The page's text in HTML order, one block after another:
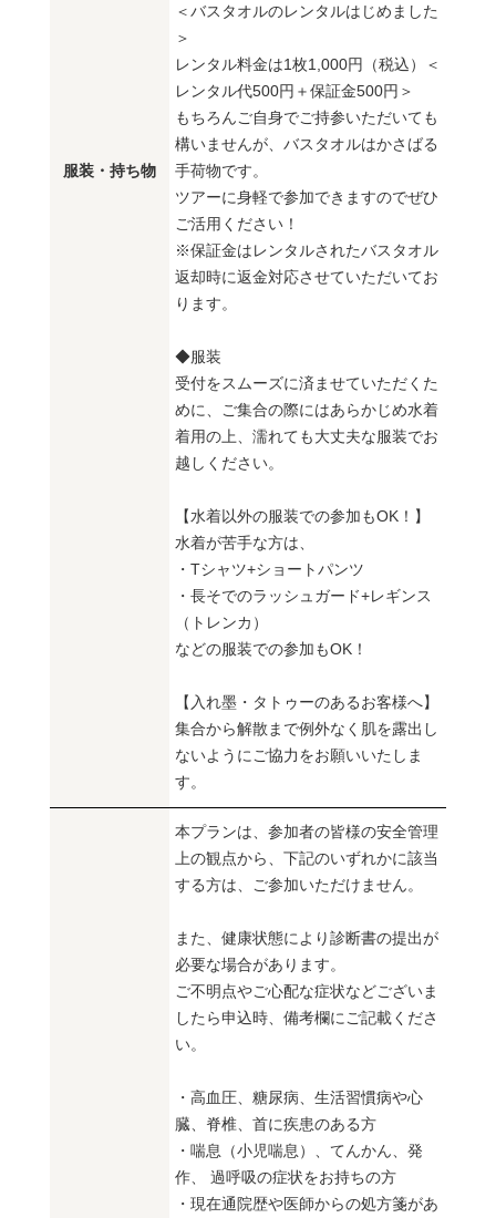
服装・持ち物
＜バスタオルのレンタルはじめました
＞
レンタル料金は1枚1,000円（税込）＜
レンタル代500円＋保証金500円＞
もちろんご自身でご持参いただいても
構いませんが、バスタオルはかさばる
手荷物です。
ツアーに身軽で参加できますのでぜひ
ご活用ください！
※保証金はレンタルされたバスタオル
返却時に返金対応させていただいてお
ります。
◆服装
受付をスムーズに済ませていただくた
めに、ご集合の際にはあらかじめ水着
着用の上、濡れても大丈夫な服装でお
越しください。
【水着以外の服装での参加もOK！】
水着が苦手な方は、
・Tシャツ+ショートパンツ
・長そでのラッシュガード+レギンス
（トレンカ）
などの服装での参加もOK！
【入れ墨・タトゥーのあるお客様へ】
集合から解散まで例外なく肌を露出し
ないようにご協力をお願いいたしま
す。
本プランは、参加者の皆様の安全管理
上の観点から、下記のいずれかに該当
する方は、ご参加いただけません。
また、健康状態により診断書の提出が
必要な場合があります。
ご不明点やご心配な症状などございま
したら申込時、備考欄にご記載くださ
い。
・高血圧、糖尿病、生活習慣病や心
臓、脊椎、首に疾患のある方
・喘息（小児喘息）、てんかん、発
作、 過呼吸の症状をお持ちの方
・現在通院歴や医師からの処方箋があ